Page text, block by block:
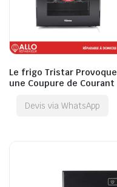
Le frigo Tristar Provoque
une Coupure de Courant
Devis via WhatsApp